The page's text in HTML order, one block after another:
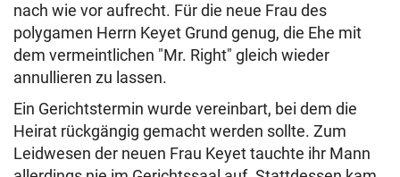
nach wie vor aufrecht. Für die neue Frau des
polygamen Herrn Keyet Grund genug, die Ehe mit
dem vermeintlichen "Mr. Right" gleich wieder
annullieren zu lassen.
Ein Gerichtstermin wurde vereinbart, bei dem die
Heirat rückgängig gemacht werden sollte. Zum
Leidwesen der neuen Frau Keyet tauchte ihr Mann